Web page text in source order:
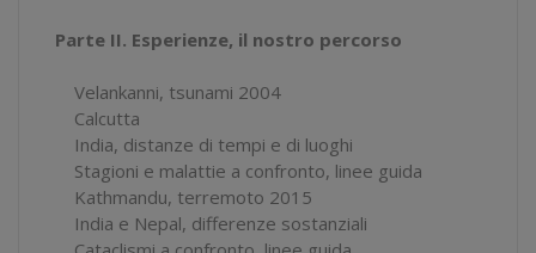
Parte II. Esperienze, il nostro percorso
Velankanni, tsunami 2004
Calcutta
India, distanze di tempi e di luoghi
Stagioni e malattie a confronto, linee guida
Kathmandu, terremoto 2015
India e Nepal, differenze sostanziali